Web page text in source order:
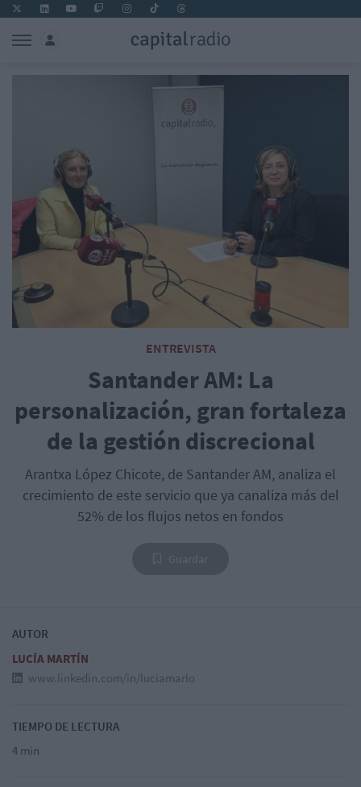
ENTREVISTA
Santander AM: La
personalización, gran fortaleza
de la gestión discrecional
Arantxa López Chicote, de Santander AM, analiza el
crecimiento de este servicio que ya canaliza más del
52% de los flujos netos en fondos
AUTOR
LUCÍA MARTÍN
www.linkedin.com/in/luciamarlo
TIEMPO DE LECTURA
4 min